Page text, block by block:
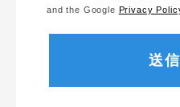
and the Google Privacy